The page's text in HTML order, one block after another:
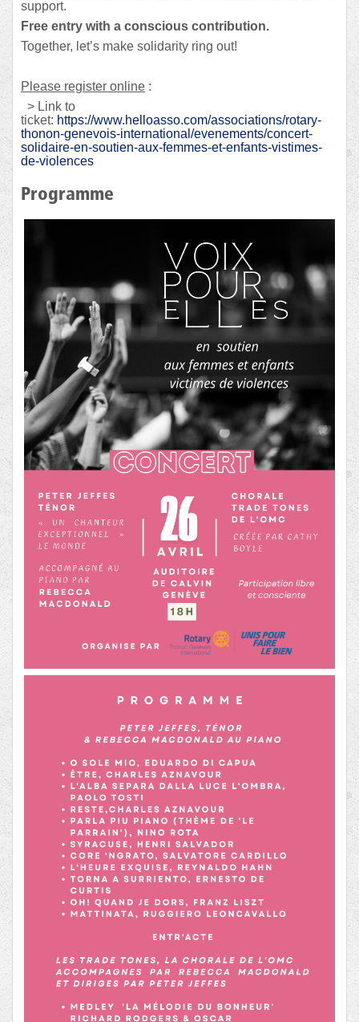
support.
Free entry with a conscious contribution.
Together, let’s make solidarity ring out!
Please register online :
> Link to
ticket: https://www.helloasso.com/associations/rotary-
thonon-genevois-international/evenements/concert-
solidaire-en-soutien-aux-femmes-et-enfants-vistimes-
de-violences
Programme